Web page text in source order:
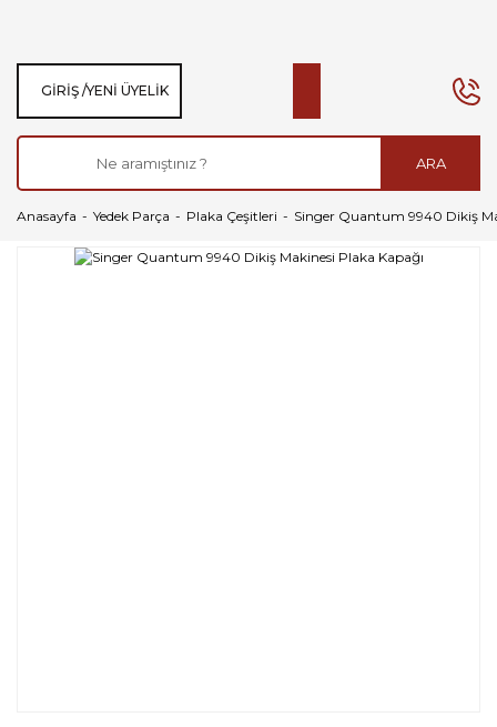
ARA
GIRIŞ /YENI ÜYELIK
Anasayfa Yedek Parça Plaka Çeşitleri Singer Quantum 9940 Dikiş